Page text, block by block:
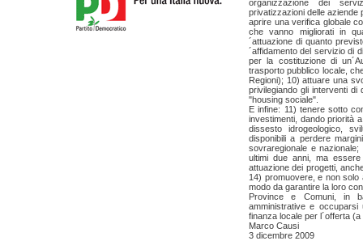
organizzazione dei
privatizzazioni delle aziende
aprire una verifica globale
che vanno migliorati in
´attuazione di quanto
´affidamento del servizio di
per la costituzione di
trasporto pubblico locale,
Regioni); 10) attuare una
privilegiando gli interventi
"housing sociale".
E infine: 11) tenere sotto
investimenti, dando priorità
dissesto idrogeologico,
disponibili a perdere
sovraregionale e
ultimi due anni, ma
attuazione dei progetti,
14) promuovere, e non solo
modo da garantire la loro
Province e Comuni, in
amministrative e
finanza locale per l´offerta
Marco Causi
3 dicembre 2009